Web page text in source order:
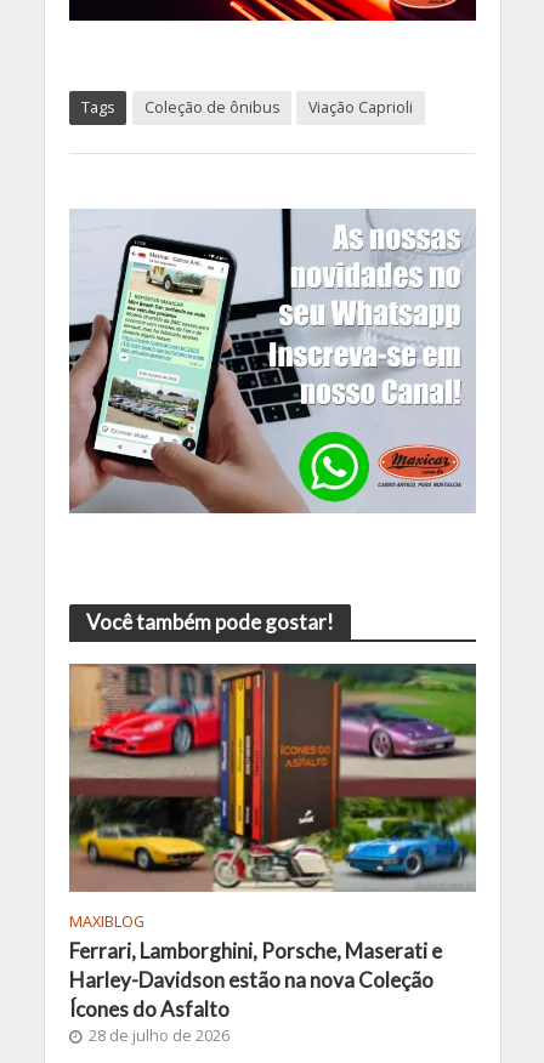
Tags Coleção de ônibus Viação Caprioli
Você também pode gostar!
MAXIBLOG
Ferrari, Lamborghini, Porsche, Maserati e
Harley-Davidson estão na nova Coleção
Ícones do Asfalto
28 de julho de 2026